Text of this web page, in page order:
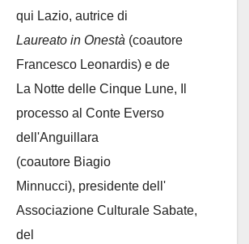
qui Lazio, autrice di
Laureato in Onestà (coautore
Francesco Leonardis) e de
La Notte delle Cinque Lune, Il
processo al Conte Everso
dell'Anguillara
(coautore Biagio
Minnucci), presidente dell'
Associazione Culturale Sabate,
del